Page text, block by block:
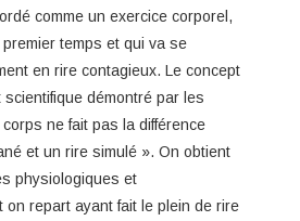
comme un exercice corporel,
temps et qui va se
en rire contagieux. Le concept
démontré par les
ne fait pas la différence
et un rire simulé ». On obtient
physiologiques et
on repart ayant fait le plein de rire